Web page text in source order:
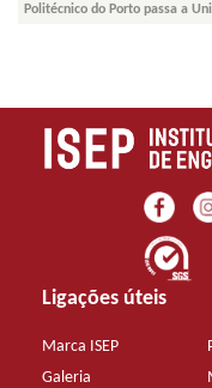
Politécnico do Porto passa a
Ligações úteis
Marca ISEP
Galeria